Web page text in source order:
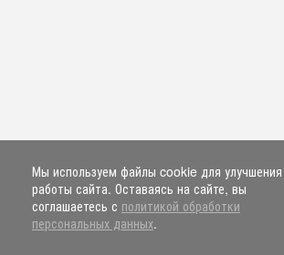
Мы используем файлы cookie для улучшения
работы сайта. Оставаясь на сайте, вы
соглашаетесь с политикой обработки
персональных данных.